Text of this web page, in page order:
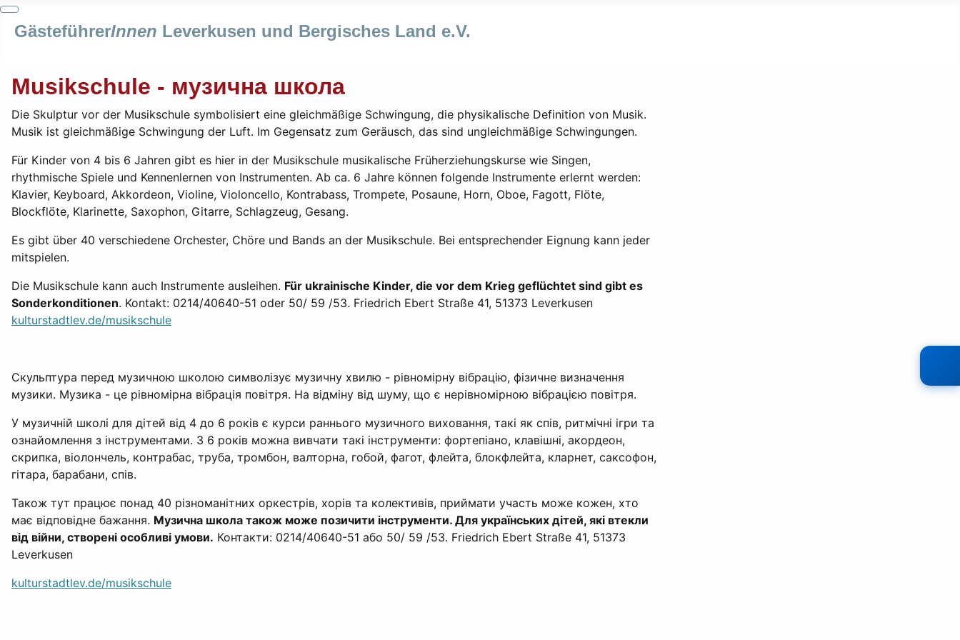
GästeführerInnen Leverkusen und Bergisches Land e.V.
Musikschule - музична школа
Die Skulptur vor der Musikschule symbolisiert eine gleichmäßige Schwingung, die physikalische Definition von Musik.
Musik ist gleichmäßige Schwingung der Luft. Im Gegensatz zum Geräusch, das sind ungleichmäßige Schwingungen.
Für Kinder von 4 bis 6 Jahren gibt es hier in der Musikschule musikalische Früherziehungskurse wie Singen,
rhythmische Spiele und Kennenlernen von Instrumenten. Ab ca. 6 Jahre können folgende Instrumente erlernt werden:
Klavier, Keyboard, Akkordeon, Violine, Violoncello, Kontrabass, Trompete, Posaune, Horn, Oboe, Fagott, Flöte,
Blockflöte, Klarinette, Saxophon, Gitarre, Schlagzeug, Gesang.
Es gibt über 40 verschiedene Orchester, Chöre und Bands an der Musikschule. Bei entsprechender Eignung kann jeder
mitspielen.
Die Musikschule kann auch Instrumente ausleihen. Für ukrainische Kinder, die vor dem Krieg geflüchtet sind gibt es
Sonderkonditionen. Kontakt: 0214/40640-51 oder 50/ 59 /53. Friedrich Ebert Straße 41, 51373 Leverkusen
kulturstadtlev.de/musikschule
Скульптура перед музичною школою символізує музичну хвилю - рівномірну вібрацію, фізичне визначення
музики. Музика - це рівномірна вібрація повітря. На відміну від шуму, що є нерівномірною вібрацією повітря.
У музичній школі для дітей від 4 до 6 років є курси раннього музичного виховання, такі як спів, ритмічні ігри та
ознайомлення з інструментами. З 6 років можна вивчати такі інструменти: фортепіано, клавішні, акордеон,
скрипка, віолончель, контрабас, труба, тромбон, валторна, гобой, фагот, флейта, блокфлейта, кларнет, саксофон,
гітара, барабани, спів.
Також тут працює понад 40 різноманітних оркестрів, хорів та колективів, приймати участь може кожен, хто
має відповідне бажання. Музична школа також може позичити інструменти. Для українських дітей, які втекли
від війни, створені особливі умови. Контакти: 0214/40640-51 або 50/ 59 /53. Friedrich Ebert Straße 41, 51373
Leverkusen
kulturstadtlev.de/musikschule